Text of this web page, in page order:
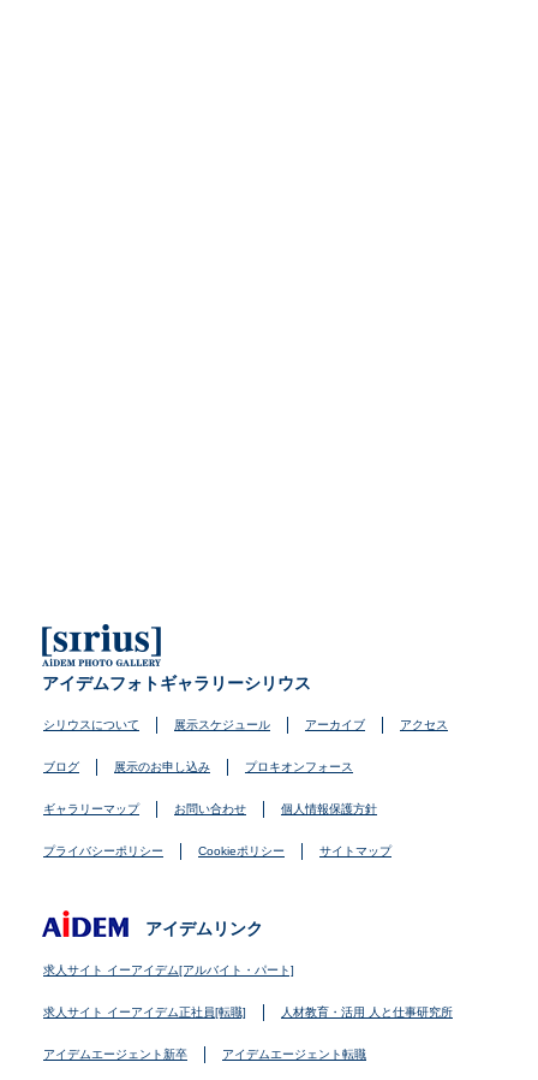
アイデムフォトギャラリーシリウス
シリウスについて 展示スケジュール アーカイブ アクセス
ブログ 展示のお申し込み プロキオンフォース
ギャラリーマップ お問い合わせ 個人情報保護方針
プライバシーポリシー Cookieポリシー サイトマップ
アイデムリンク
求人サイト イーアイデム[アルバイト・パート]
求人サイト イーアイデム正社員[転職] 人材教育・活用 人と仕事研究所
アイデムエージェント新卒 アイデムエージェント転職